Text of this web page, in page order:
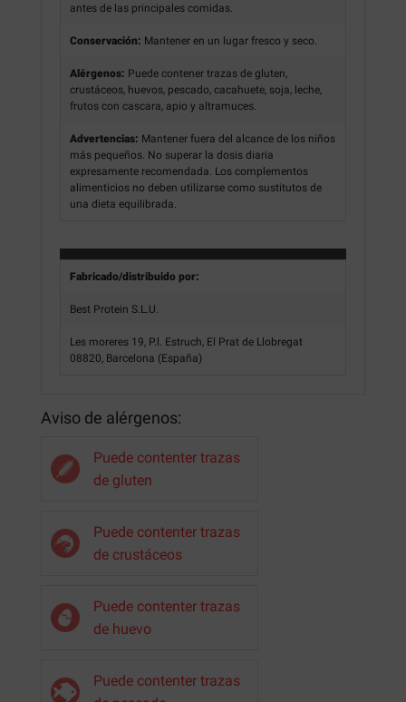
antes de las principales comidas.
Conservación: Mantener en un lugar fresco y seco.
Alérgenos: Puede contener trazas de gluten,
crustáceos, huevos, pescado, cacahuete, soja, leche,
frutos con cascara, apio y altramuces.
Advertencias: Mantener fuera del alcance de los niños
más pequeños. No superar la dosis diaria
expresamente recomendada. Los complementos
alimenticios no deben utilizarse como sustitutos de
una dieta equilibrada.
Fabricado/distribuido por:
Best Protein S.L.U.
Les moreres 19, P.l. Estruch, El Prat de Llobregat
08820, Barcelona (España)
Aviso de alérgenos:
Puede contenter trazas
de gluten
Puede contenter trazas
de crustáceos
Puede contenter trazas
de huevo
Puede contenter trazas